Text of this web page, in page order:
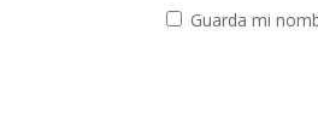
Guarda mi